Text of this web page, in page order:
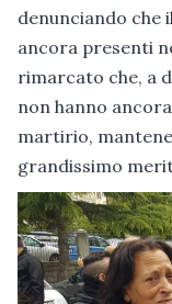
denunciando che
ancora presenti
rimarcato che, a
non hanno
martirio,
grandissimo